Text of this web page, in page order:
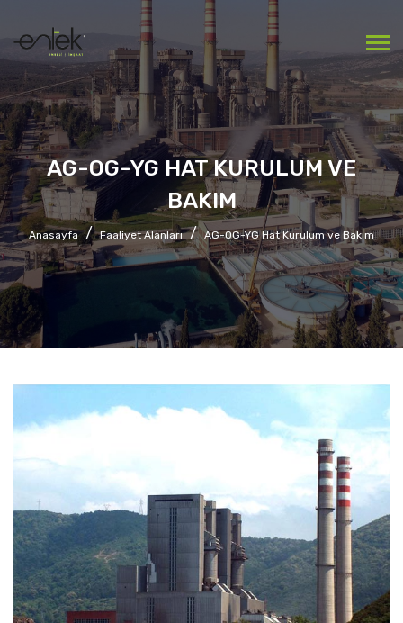
AG-OG-YG HAT KURULUM VE
BAKIM
Anasayfa Faaliyet Alanları AG-OG-YG Hat Kurulum ve Bakım